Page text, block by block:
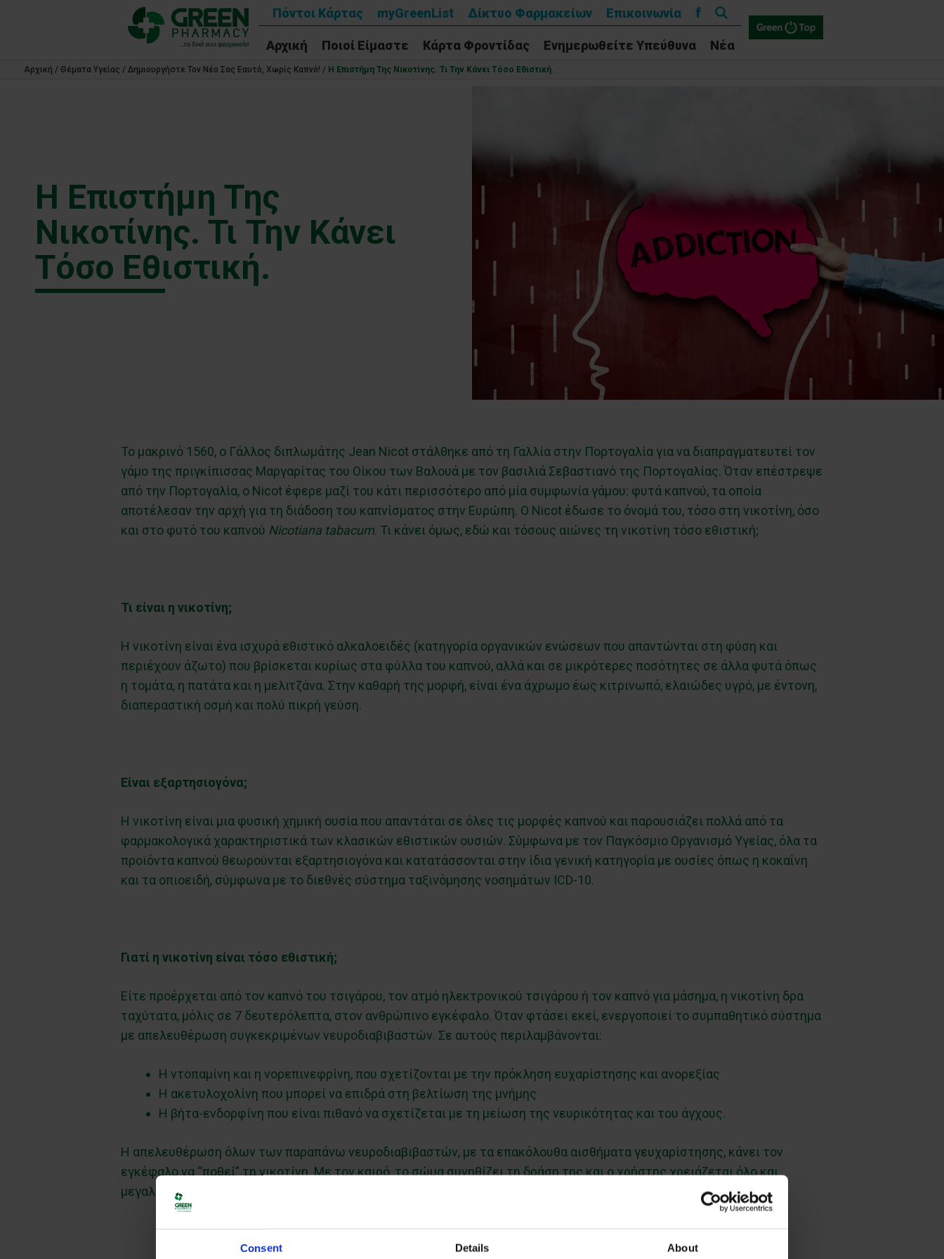
Consent Details About
Πόντοι Κάρτας myGreenList Δίκτυο Φαρμακείων Επικοινωνία f
Αναζήτηση
για:
Αρχική
Ποιοί Είμαστε Κάρτα Φροντίδας Ενημερωθείτε Υπεύθυνα Νέα
Αρχική / Θέματα Υγείας / Δημιουργήστε Τον Νέο Σας Εαυτό, Χωρίς Καπνό! / Η Επιστήμη Της Νικοτίνης. Τι Την Κάνει Τόσο Εθιστική.
Η Επιστήμη Της
Νικοτίνης. Τι Την Κάνει
Τόσο Εθιστική.
Το μακρινό 1560, ο Γάλλος διπλωμάτης Jean Nicot στάλθηκε από τη Γαλλία στην Πορτογαλία για να διαπραγματευτεί τον
γάμο της πριγκίπισσας Μαργαρίτας του Οίκου των Βαλουά με τον βασιλιά Σεβαστιανό της Πορτογαλίας. Όταν επέστρεψε
από την Πορτογαλία, ο Nicot έφερε μαζί του κάτι περισσότερο από μία συμφωνία γάμου: φυτά καπνού, τα οποία
αποτέλεσαν την αρχή για τη διάδοση του καπνίσματος στην Ευρώπη. Ο Nicot έδωσε το όνομά του, τόσο στη νικοτίνη, όσο
και στο φυτό του καπνού Nicotiana tabacum. Τι κάνει όμως, εδώ και τόσους αιώνες τη νικοτίνη τόσο εθιστική;
Τι είναι η νικοτίνη;
Η νικοτίνη είναι ένα ισχυρά εθιστικό αλκαλοειδές (κατηγορία οργανικών ενώσεων που απαντώνται στη φύση και
περιέχουν άζωτο) που βρίσκεται κυρίως στα φύλλα του καπνού, αλλά και σε μικρότερες ποσότητες σε άλλα φυτά όπως
η τομάτα, η πατάτα και η μελιτζάνα. Στην καθαρή της μορφή, είναι ένα άχρωμο έως κιτρινωπό, ελαιώδες υγρό, με έντονη,
διαπεραστική οσμή και πολύ πικρή γεύση.
Είναι εξαρτησιογόνα;
Η νικοτίνη είναι μια φυσική χημική ουσία που απαντάται σε όλες τις μορφές καπνού και παρουσιάζει πολλά από τα
φαρμακολογικά χαρακτηριστικά των κλασικών εθιστικών ουσιών. Σύμφωνα με τον Παγκόσμιο Οργανισμό Υγείας, όλα τα
προϊόντα καπνού θεωρούνται εξαρτησιογόνα και κατατάσσονται στην ίδια γενική κατηγορία με ουσίες όπως η κοκαΐνη
και τα οπιοειδή, σύμφωνα με το διεθνές σύστημα ταξινόμησης νοσημάτων ICD-10.
Γιατί η νικοτίνη είναι τόσο εθιστική;
Είτε προέρχεται από τον καπνό του τσιγάρου, τον ατμό ηλεκτρονικού τσιγάρου ή τον καπνό για μάσημα, η νικοτίνη δρα
ταχύτατα, μόλις σε 7 δευτερόλεπτα, στον ανθρώπινο εγκέφαλο. Όταν φτάσει εκεί, ενεργοποιεί το συμπαθητικό σύστημα
με απελευθέρωση συγκεκριμένων νευροδιαβιβαστών. Σε αυτούς περιλαμβάνονται:
Η ντοπαμίνη και η νορεπινεφρίνη, που σχετίζονται με την πρόκληση ευχαρίστησης και ανορεξίας
Η ακετυλοχολίνη που μπορεί να επιδρά στη βελτίωση της μνήμης
Η βήτα-ενδορφίνη που είναι πιθανό να σχετίζεται με τη μείωση της νευρικότητας και του άγχους.
Η απελευθέρωση όλων των παραπάνω νευροδιαβιβαστών, με τα επακόλουθα αισθήματα γευχαρίστησης, κάνει τον
εγκέφαλο να “ποθεί” τη νικοτίνη. Με τον καιρό, το σώμα συνηθίζει τη δράση της και ο χρήστης χρειάζεται όλο και
μεγαλύτερη ποσότητα για να νιώσει το ίδιο αποτέλεσμα. Έτσι δημιουργείται ο φαύλος κύκλος του εθισμού.